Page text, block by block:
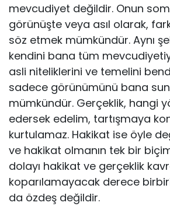
mevcudiyet de­ğildir. Onun
görünüşte veya asıl olarak,
söz etmek mümkündür. Aynı
kendini bana tüm
asli niteliklerini ve temelini
sadece görünümünü bana
mümkündür. Gerçeklik, han­gi
edersek edelim, tartışmaya
kurtulamaz. Ha­kikat ise öyle
ve hakikat olmanın tek bir
dolayı hakikat ve gerçeklik
koparılamayacak derece
da özdeş değildir.